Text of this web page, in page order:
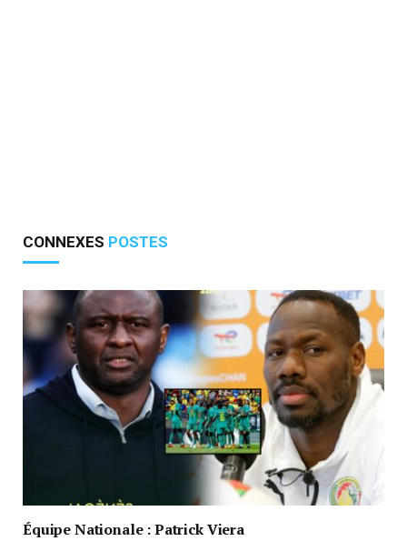
CONNEXES POSTES
Équipe Nationale : Patrick Viera